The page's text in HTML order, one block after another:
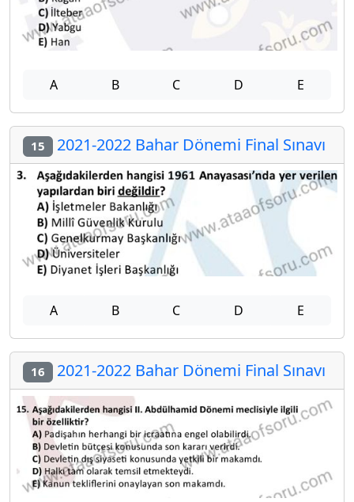
A B C D E
15 2021-2022 Bahar Dönemi Final Sınavı
A B C D E
16 2021-2022 Bahar Dönemi Final Sınavı